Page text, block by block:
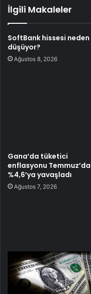
İlgili Makaleler
SoftBank hissesi neden
düşüyor?
Ağustos 8, 2026
Gana’da tüketici
enflasyonu Temmuz’da
%4,6’ya yavaşladı
Ağustos 7, 2026